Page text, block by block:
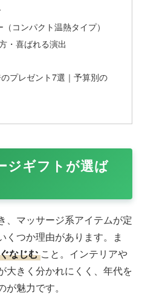
コンパクト温熱タイプ）
・喜ばれる演出
プレゼント7選｜予算別の
ジギフトが選ば
、マッサージ系アイテムが定
くつか理由があります。ま
なじむ こと。インテリアや
大きく分かれにくく、年代を
魅力です。